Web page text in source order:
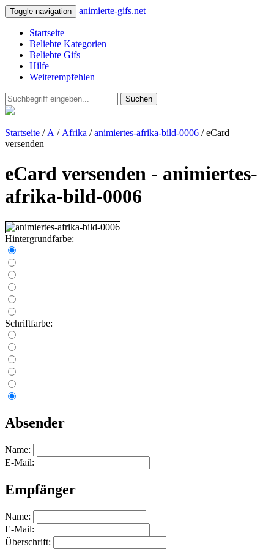
Toggle navigation animierte-gifs.net
Startseite
Beliebte Kategorien
Beliebte Gifs
Hilfe
Weiterempfehlen
Suchen
Startseite / A / Afrika /animiertes-afrika-bild-0006 / eCard
versenden
eCard versenden - animiertes-
afrika-bild-0006
Hintergrundfarbe:
Schriftfarbe:
Absender
Name:
E-Mail:
Empfänger
Name:
E-Mail:
Überschrift: